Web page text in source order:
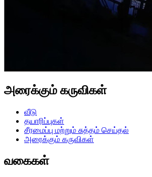
அரைக்கும் கருவிகள்
வீடு
தயாரிப்புகள்
சீரமைப்பு மற்றும் சுத்தம் செய்தல்
அரைக்கும் கருவிகள்
வகைகள்